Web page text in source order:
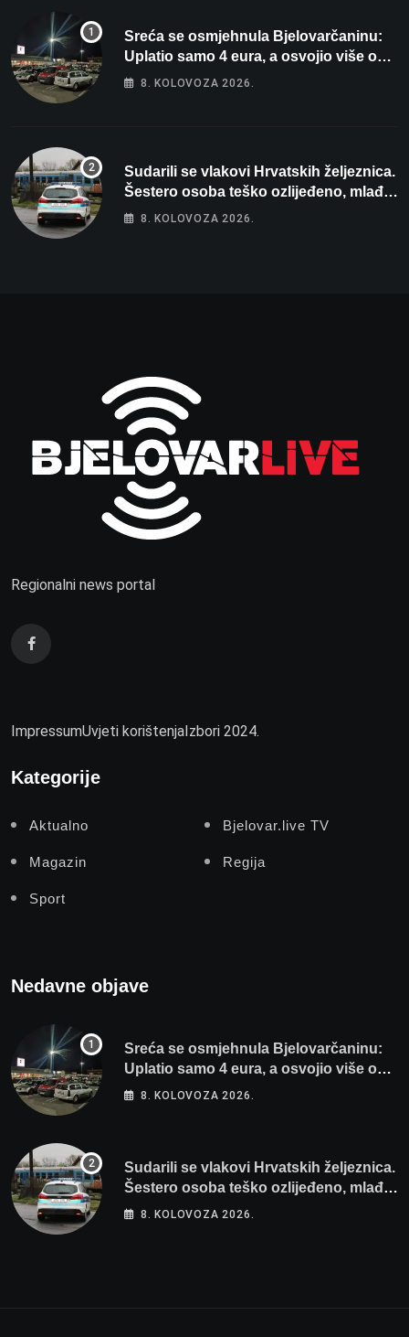
Sreća se osmjehnula Bjelovarčaninu:
Uplatio samo 4 eura, a osvojio više od
80 tisuća eura
8. KOLOVOZA 2026.
Sudarili se vlakovi Hrvatskih željeznica.
Šestero osoba teško ozlijeđeno, mlađa
žena na intenzivnoj
8. KOLOVOZA 2026.
Regionalni news portal
ImpressumUvjeti korištenjaIzbori 2024.
Kategorije
Aktualno Bjelovar.live TV
Magazin Regija
Sport
Nedavne objave
Sreća se osmjehnula Bjelovarčaninu:
Uplatio samo 4 eura, a osvojio više od
80 tisuća eura
8. KOLOVOZA 2026.
Sudarili se vlakovi Hrvatskih željeznica.
Šestero osoba teško ozlijeđeno, mlađa
žena na intenzivnoj
8. KOLOVOZA 2026.